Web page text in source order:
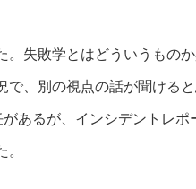
失敗学とはどういうものか
、別の視点の話が聞けると
あるが、インシデントレ